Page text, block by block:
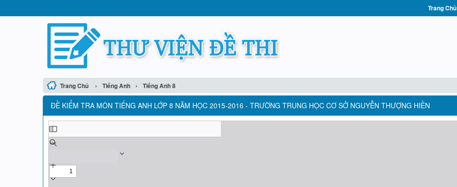
Trang Chủ
Trang Chủ › Tiếng Anh › Tiếng Anh 8
ĐỀ KIỂM TRA MÔN TIẾNG ANH LỚP 8 NĂM HỌC 2015-2016 - TRƯỜNG TRUNG HỌC CƠ SỞ NGUYỄN THƯỢNG HIỀN